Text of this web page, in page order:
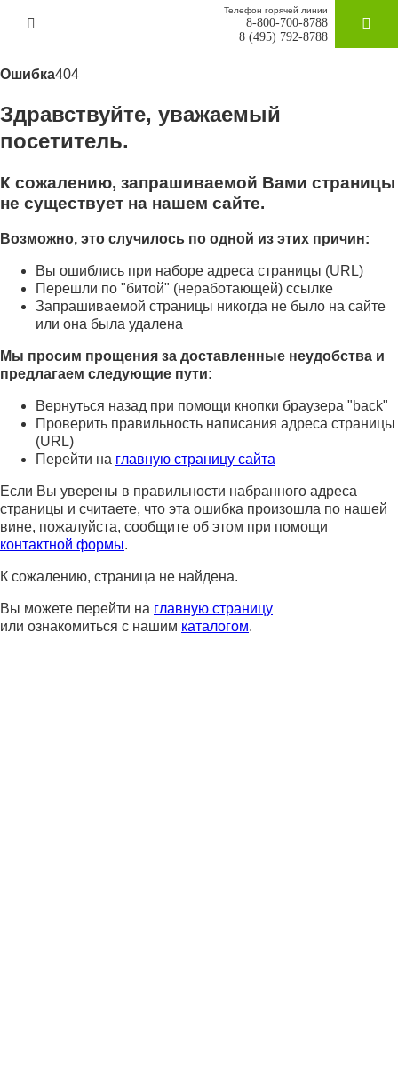
Телефон горячей линии
8-800-700-8788
8 (495) 792-8788
Ошибка404
Здравствуйте, уважаемый
посетитель.
К сожалению, запрашиваемой Вами страницы
не существует на нашем сайте.
Возможно, это случилось по одной из этих причин:
Вы ошиблись при наборе адреса страницы (URL)
Перешли по "битой" (неработающей) ссылке
Запрашиваемой страницы никогда не было на сайте
или она была удалена
Мы просим прощения за доставленные неудобства и
предлагаем следующие пути:
Вернуться назад при помощи кнопки браузера "back"
Проверить правильность написания адреса страницы
(URL)
Перейти на главную страницу сайта
Если Вы уверены в правильности набранного адреса
страницы и считаете, что эта ошибка произошла по нашей
вине, пожалуйста, сообщите об этом при помощи
контактной формы.
К сожалению, страница не найдена.
Вы можете перейти на главную страницу
или ознакомиться с нашим каталогом.